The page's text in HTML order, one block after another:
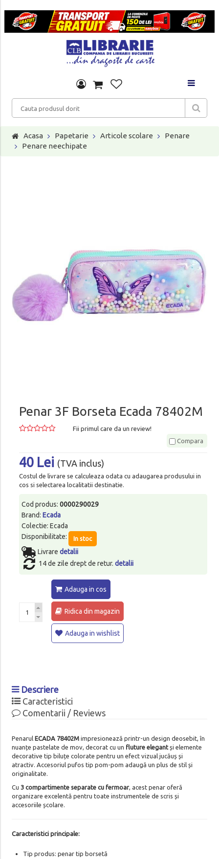
Acasa Papetarie Articole scolare
Penare
Penare neechipate
Penar 3F Borseta Ecada 78402M
Fii primul care da un review!
Compara
40 Lei (TVA inclus)
Costul de livrare se calculeaza odata cu adaugarea produsului in
cos si selectarea localitatii destinatie.
Cod produs: 0000290029
Brand: Ecada
Colectie: Ecada
Disponibilitate:
In stoc
Livrare detalii
14 de zile drept de retur. detalii
Adauga in cos
Ridica din magazin
Adauga in wishlist
Descriere
Caracteristici
Comentarii / Reviews
Penarul ECADA 78402Mimpresionează printr-un design deosebit, în
nuanțe pastelate de mov, decorat cu un fluture elegantși elemente
decorative tip biluțe colorate pentru un efect vizual jucăuș și
atractiv. Accesoriul pufos tip pom-pom adaugă un plus de stil și
originalitate.
Cu 3 compartimente separate cu fermoar, acest penar oferă
organizare excelentă pentru toate instrumentele de scris și
accesoriile școlare.
Caracteristici principale:
Tip produs: penar tip borsetă